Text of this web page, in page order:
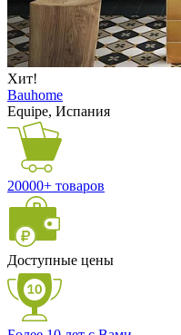
Хит!
Bauhome
Equipe, Испания
20000+ товаров
Доступные цены